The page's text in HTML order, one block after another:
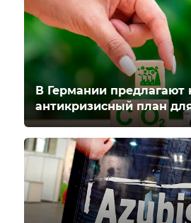
В Германии предлагают
антикризисный план